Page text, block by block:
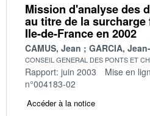
Mission d'analyse des
au titre de la
Ile-de-France en 2002
CAMUS, Jean GARCIA,
CONSEIL GENERAL DES PONTS ET
Rapport: juin 2003 Mise en
n°004183-02
Accéder à la notice